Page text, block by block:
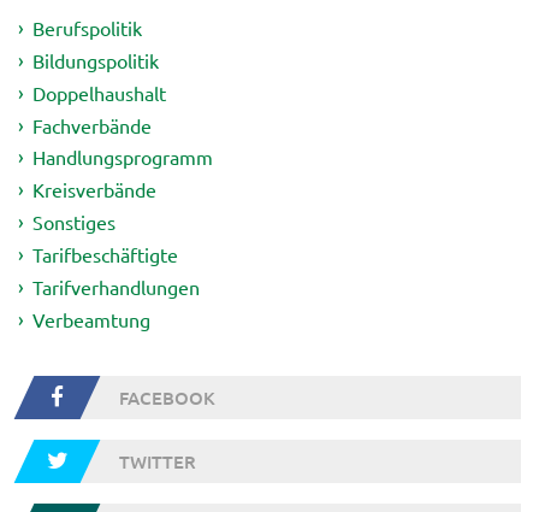
Berufspolitik
Bildungspolitik
Doppelhaushalt
Fachverbände
Handlungsprogramm
Kreisverbände
Sonstiges
Tarifbeschäftigte
Tarifverhandlungen
Verbeamtung
FACEBOOK
TWITTER